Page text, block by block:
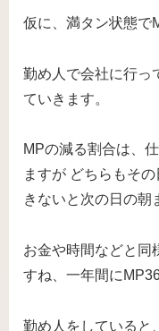
仮に、満タン状態で
勤め人で会社に行っ
ていきます。
MPの減る割合は、
ますが どちらもそ
きないと次の日の朝
お金や時間などと同
すね、一年間に
勤め人をしていると